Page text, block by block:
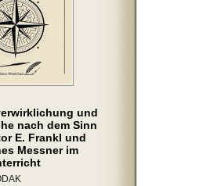
und
nach dem Sinn
E. Frankl und
Messner im